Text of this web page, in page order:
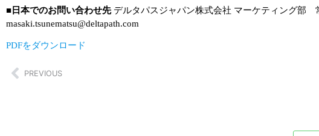
■日本でのお問い合わせ先デルタパスジャパン株式会社 マーケティング部
masaki.tsunematsu@deltapath.com
PDFをダウンロード
PREVIOUS